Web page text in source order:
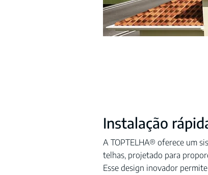
Instalação
A TOPTELHA® oferece um
telhas, projetado para
Esse design inovador